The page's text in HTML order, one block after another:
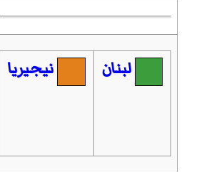
لبنان نيجيريا